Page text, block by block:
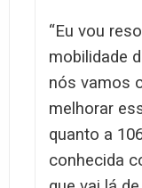
“Eu vou
mobilidade
nós vamos
melhorar
quanto a
conhecida